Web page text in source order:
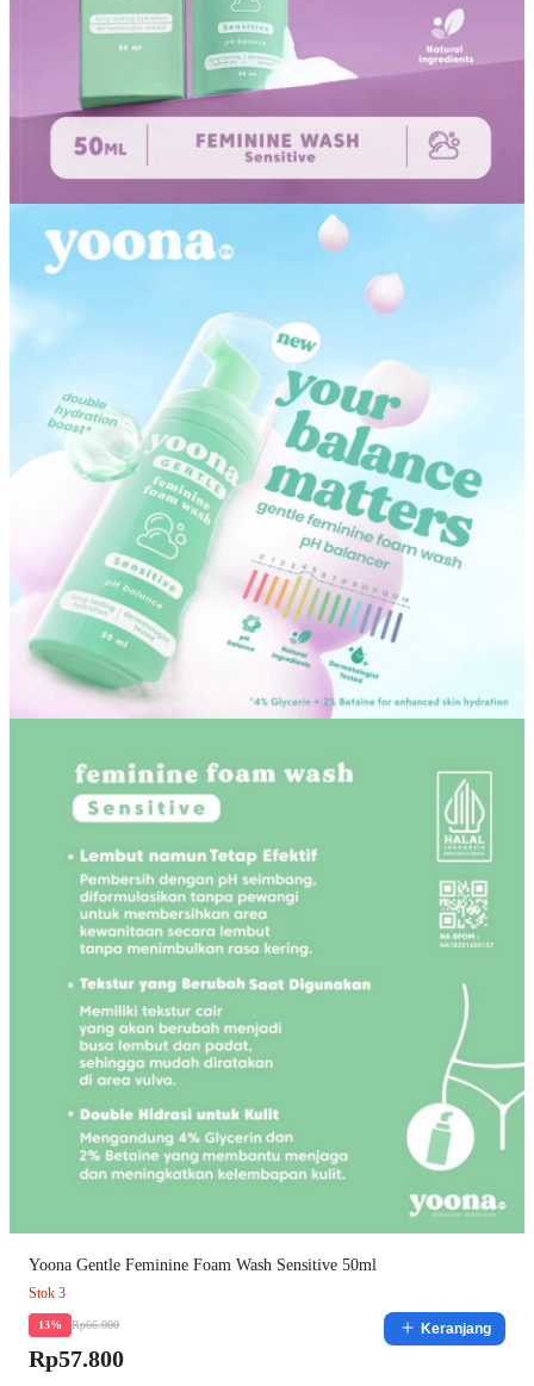
Yoona Gentle Feminine Foam Wash Sensitive 50ml
Stok 3
13% Rp66.000
Rp57.800
Keranjang